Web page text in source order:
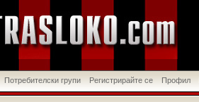
Потребителски групи Регистрирайте се Профил